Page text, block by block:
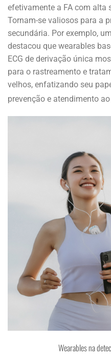
efetivamente a FA com alta
Tornam-se valiosos para a
secundária. Por exemplo,
destacou que wearables
ECG de derivação única
para o rastreamento e
velhos, enfatizando seu
prevenção e atendimento
Wearables na